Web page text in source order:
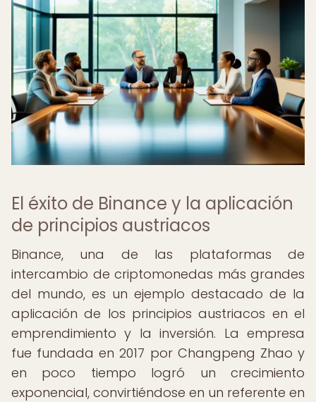
El éxito de Binance y la aplicación
de principios austriacos
Binance, una de las plataformas de
intercambio de criptomonedas más grandes
del mundo, es un ejemplo destacado de la
aplicación de los principios austriacos en el
emprendimiento y la inversión. La empresa
fue fundada en 2017 por Changpeng Zhao y
en poco tiempo logró un crecimiento
exponencial, convirtiéndose en un referente en